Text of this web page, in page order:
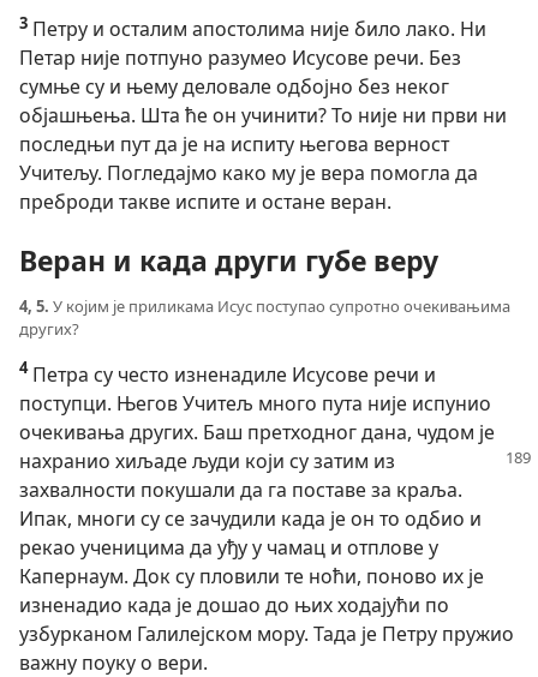
3 Петру и осталим апостолима није било лако. Ни
Петар није потпуно разумео Исусове речи. Без
сумње су и њему деловале одбојно без неког
објашњења. Шта ће он учинити? То није ни први ни
последњи пут да је на испиту његова верност
Учитељу. Погледајмо како му је вера помогла да
преброди такве испите и остане веран.
Веран и када други губе веру
4, 5. У којим је приликама Исус поступао супротно очекивањима
других?
4Петра су често изненадиле Исусове речи и
поступци. Његов Учитељ много пута није испунио
очекивања других. Баш претходног дана, чудом је
нахранио хиљаде људи који су затим из
захвалности покушали да га поставе за краља.
Ипак, многи су се зачудили када је он то одбио и
рекао ученицима да уђу у чамац и отплове у
Капернаум. Док су пловили те ноћи, поново их је
изненадио када је дошао до њих ходајући по
узбурканом Галилејском мору. Тада је Петру пружио
важну поуку о вери.